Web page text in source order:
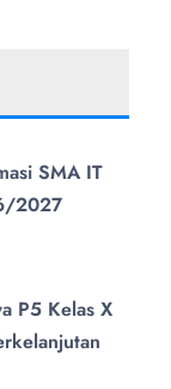
SMA IT
2027
P5 Kelas X